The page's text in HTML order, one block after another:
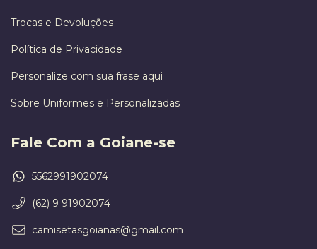
Trocas e Devoluções
Política de Privacidade
Personalize com sua frase aqui
Sobre Uniformes e Personalizadas
Fale Com a Goiane-se
5562991902074
(62) 9 91902074
camisetasgoianas@gmail.com